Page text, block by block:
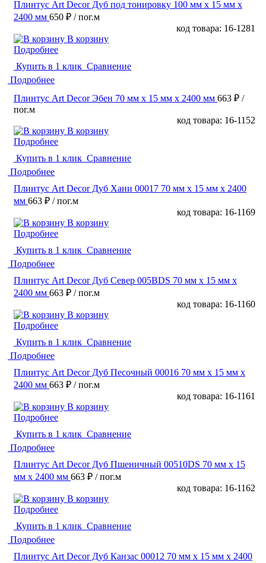
Плинтус Art Decor Дуб под тонировку 100 мм х 15 мм х
2400 мм 650 ₽ / пог.м
код товара: 16-1281
В корзину
Подробнее
Купить в 1 клик Сравнение
Подробнее
Плинтус Art Decor Эбен 70 мм х 15 мм х 2400 мм 663 ₽ /
пог.м
код товара: 16-1152
В корзину
Подробнее
Купить в 1 клик Сравнение
Подробнее
Плинтус Art Decor Дуб Хани 00017 70 мм х 15 мм х 2400
мм 663 ₽ / пог.м
код товара: 16-1169
В корзину
Подробнее
Купить в 1 клик Сравнение
Подробнее
Плинтус Art Decor Дуб Север 005BDS 70 мм х 15 мм х
2400 мм 663 ₽ / пог.м
код товара: 16-1160
В корзину
Подробнее
Купить в 1 клик Сравнение
Подробнее
Плинтус Art Decor Дуб Песочный 00016 70 мм х 15 мм х
2400 мм 663 ₽ / пог.м
код товара: 16-1161
В корзину
Подробнее
Купить в 1 клик Сравнение
Подробнее
Плинтус Art Decor Дуб Пшеничный 00510DS 70 мм х 15
мм х 2400 мм 663 ₽ / пог.м
код товара: 16-1162
В корзину
Подробнее
Купить в 1 клик Сравнение
Подробнее
Плинтус Art Decor Дуб Канзас 00012 70 мм х 15 мм х 2400